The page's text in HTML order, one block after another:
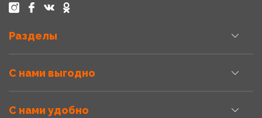
Разделы
С нами выгодно
С нами удобно